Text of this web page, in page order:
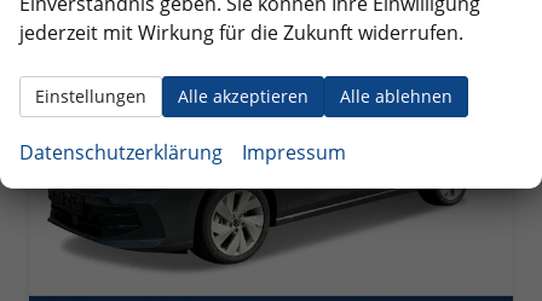
jederzeit mit Wirkung für die Zukunft widerrufen.
Alle akzeptieren Alle ablehnen
Einstellungen
Datenschutzerklärung Impressum